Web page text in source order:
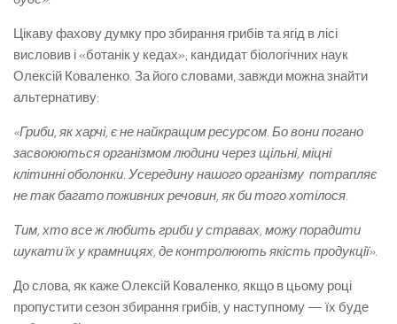
Цікаву фахову думку про збирання грибів та ягід в лісі
висловив і «ботанік у кедах», кандидат біологічних наук
Олексій Коваленко. За його словами, завжди можна знайти
альтернативу:
«Гриби, як харчі, є не найкращим ресурсом. Бо вони погано
засвоюються організмом людини через щільні, міцні
клітинні оболонки. Усередину нашого організму потрапляє
не так багато поживних речовин, як би того хотілося.
Тим, хто все ж любить гриби у стравах, можу порадити
шукати їх у крамницях, де контролюють якість продукції».
До слова, як каже Олексій Коваленко, якщо в цьому році
пропустити сезон збирання грибів, у наступному — їх буде